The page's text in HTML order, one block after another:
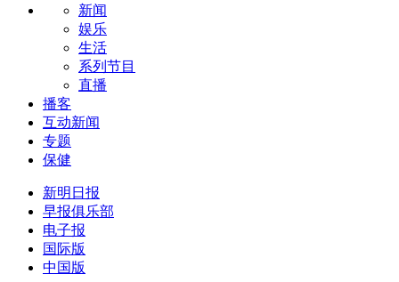
新闻
娱乐
生活
系列节目
直播
播客
互动新闻
专题
保健
新明日报
早报俱乐部
电子报
国际版
中国版